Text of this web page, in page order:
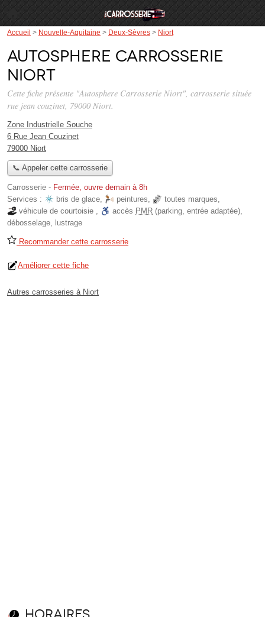
Accueil > Nouvelle-Aquitaine > Deux-Sèvres > Niort
Autosphere Carrosserie
Niort
Cette fiche présente "Autosphere Carrosserie Niort", carrosserie située
rue jean couzinet, 79000 Niort.
Zone Industrielle Souche
6 Rue Jean Couzinet
79000 Niort
📞 Appeler cette carrosserie
Carrosserie - Fermée, ouvre demain à 8h
Services :
bris de glace, peintures, toutes marques,
véhicule de courtoisie , accès PMR (parking, entrée adaptée),
débosselage, lustrage
Recommander cette carrosserie
Améliorer cette fiche
Autres carrosseries à Niort